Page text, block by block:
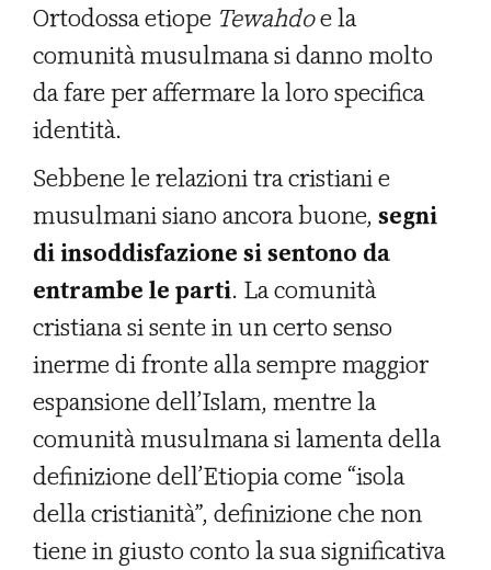
Ortodossa etiope Tewahdoe la
comunità musulmana si danno molto
da fare per affermare la loro specifica
identità.
Sebbene le relazioni tra cristiani e
musulmani siano ancora buone, segni
di insoddisfazione si sentono da
entrambe le parti. La comunità
cristiana si sente in un certo senso
inerme di fronte alla sempre maggior
espansione dell’Islam, mentre la
comunità musulmana si lamenta della
definizione dell’Etiopia come “isola
della cristianità”, definizione che non
tiene in giusto conto la sua significativa